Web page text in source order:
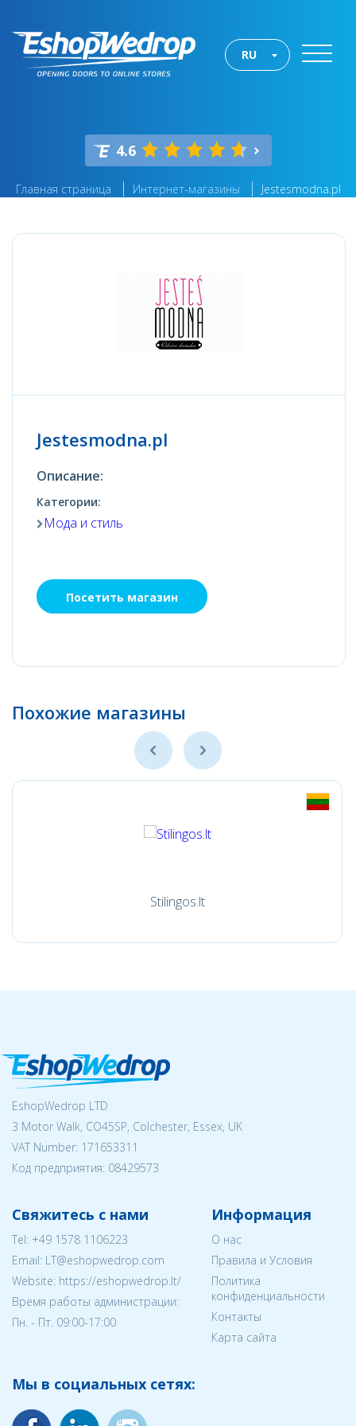
RU
4.6
Главная страница Интернет-магазины Jestesmodna.pl
Jestesmodna.pl
Описание:
Категории:
Мода и стиль
Посетить магазин
Похожие магазины
Stilingos.lt
EshopWedrop LTD
3 Motor Walk, CO45SP, Colchester, Essex, UK
VAT Number: 171653311
Код предприятия: 08429573
Свяжитесь с нами
Tel: +49 1578 1106223
Email: LT@eshopwedrop.com
Website: https://eshopwedrop.lt/
Время работы администрации:
Пн. - Пт. 09:00-17:00
Информация
О нас
Правила и Условия
Политика
конфиденциальности
Контакты
Карта сайта
Мы в социальных сетях: